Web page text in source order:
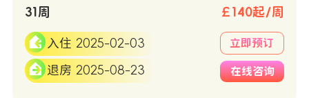
31周 ￡140起/周
入住 2025-02-03
退房 2025-08-23
立即预订
在线咨询